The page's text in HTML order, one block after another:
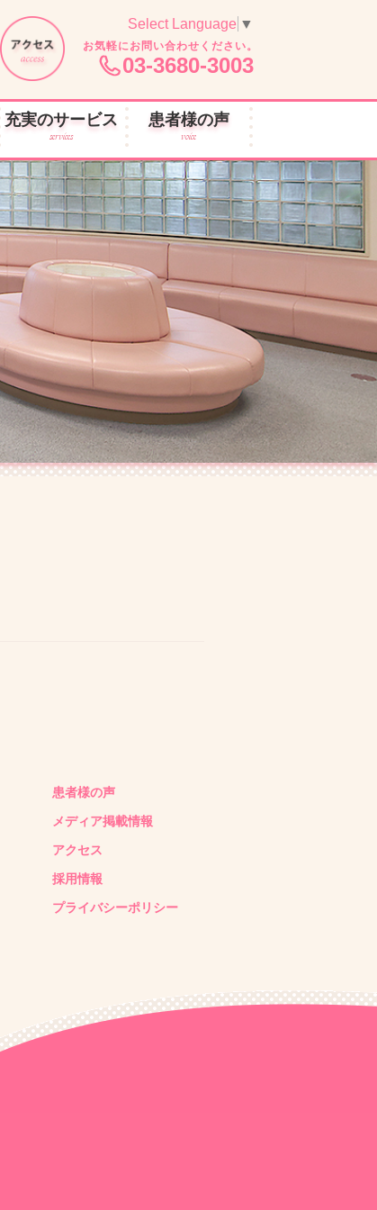
Select Language ▼
お気軽にお問い合わせください。
03-3680-3003
充実のサービス
services
患者様の声
voice
患者様の声
メディア掲載情報
アクセス
採用情報
プライバシーポリシー